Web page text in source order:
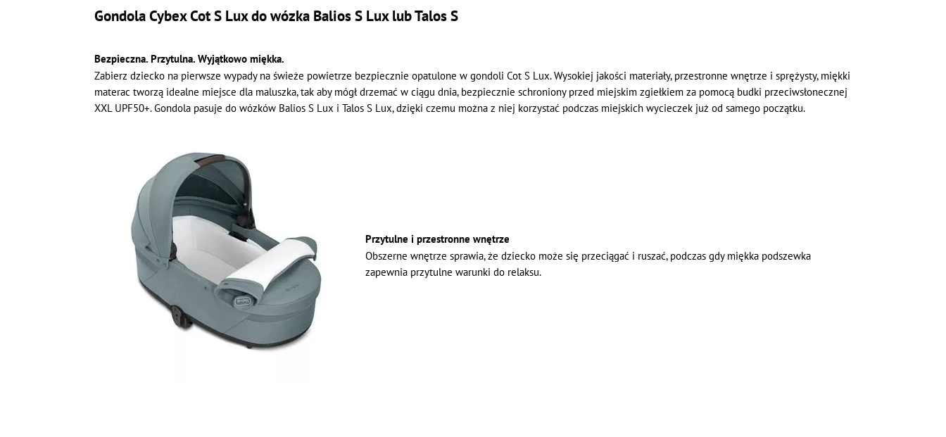
Gondola Cybex Cot S Lux do wózka Balios S Lux lub Talos S
Bezpieczna. Przytulna. Wyjątkowo miękka.
Zabierz dziecko na pierwsze wypady na świeże powietrze bezpiecznie opatulone w gondoli Cot S Lux. Wysokiej jakości materiały, przestronne wnętrze i sprężysty, miękki
materac tworzą idealne miejsce dla maluszka, tak aby mógł drzemać w ciągu dnia, bezpiecznie schroniony przed miejskim zgiełkiem za pomocą budki przeciwsłonecznej
XXL UPF50+. Gondola pasuje do wózków Balios S Lux i Talos S Lux, dzięki czemu można z niej korzystać podczas miejskich wycieczek już od samego początku.
Przytulne i przestronne wnętrze
Obszerne wnętrze sprawia, że dziecko może się przeciągać i ruszać, podczas gdy miękka podszewka
zapewnia przytulne warunki do relaksu.